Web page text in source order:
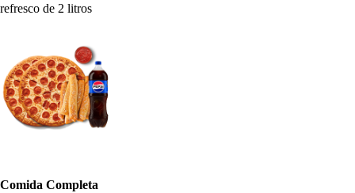
refresco de 2 litros
Comida Completa